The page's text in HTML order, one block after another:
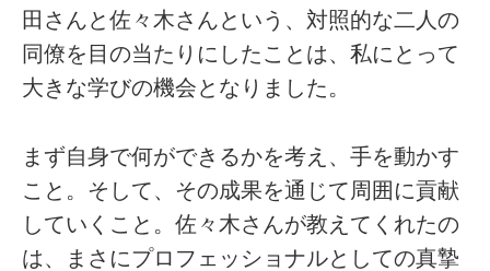
田さんと佐々木さんという、対照的な二人の
同僚を目の当たりにしたことは、私にとって
大きな学びの機会となりました。
まず自身で何ができるかを考え、手を動かす
こと。そして、その成果を通じて周囲に貢献
していくこと。佐々木さんが教えてくれたの
は、まさにプロフェッショナルとしての真摯